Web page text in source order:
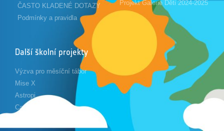
ČASTO KLADENÉ DOTAZY
Podmínky a pravidla
Projekt Galerie Děti 2024-2025
Další školní projekty
Výzva pro měsíční tábor
Mise X
Astropi
Cansat